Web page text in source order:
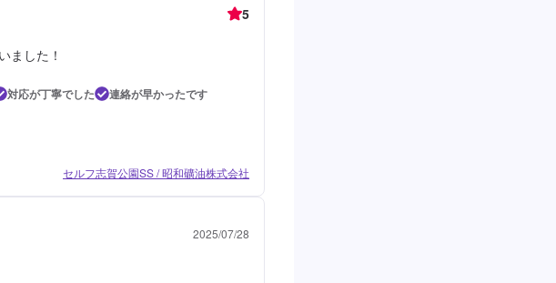
5
ました！
対応が丁寧でした
連絡が早かったです
セルフ志賀公園SS / 昭和礦油株式会社
2025/07/28